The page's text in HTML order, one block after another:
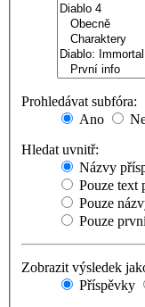
Prohledávat subfóra:
Ano
Hledat uvnitř:
Názvy
Pouze text
Pouze
Pouze
Zobrazit výsledek
Příspěvky